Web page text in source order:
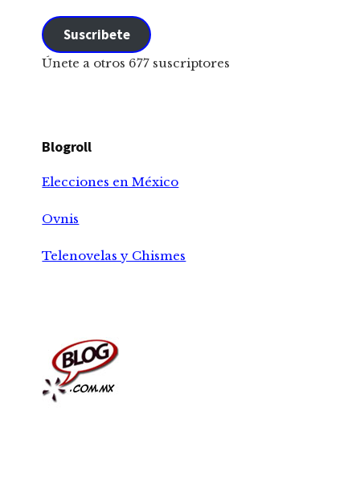
electrónico
Suscribete
Únete a otros 677 suscriptores
Blogroll
Elecciones en México
Ovnis
Telenovelas y Chismes